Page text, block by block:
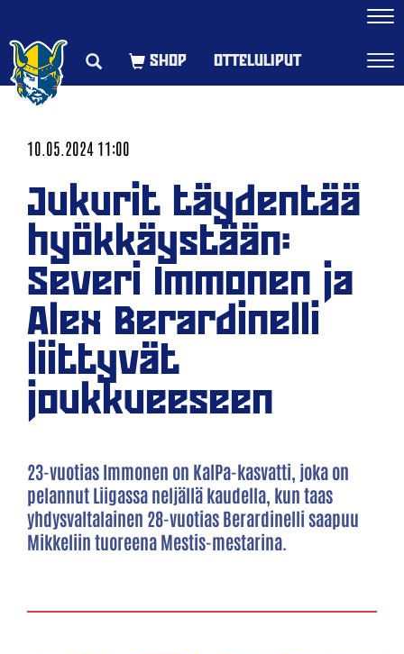
OTTELULIPUT
10.05.2024 11:00
Jukurit täydentää
hyökkäystään:
Severi Immonen ja
Alex Berardinelli
liittyvät
joukkueeseen
23-vuotias Immonen on KalPa-kasvatti, joka on
pelannut Liigassa neljällä kaudella, kun taas
yhdysvaltalainen 28-vuotias Berardinelli saapuu
Mikkeliin tuoreena Mestis-mestarina.